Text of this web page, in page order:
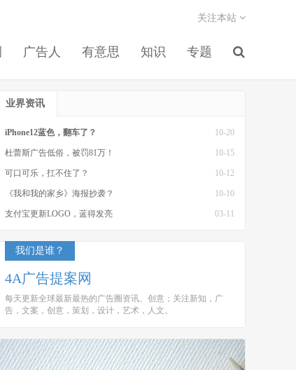
广告人 有意思 知识 专题
关注本站
业界资讯
10-20
iPhone12蓝色，翻车了？
10-15
杜蕾斯广告低俗，被罚81万！
10-12
可口可乐，扛不住了？
10-10
《我和我的家乡》海报抄袭？
03-11
支付宝更新LOGO，蓝得发亮
我们是谁？
4A广告提案网
每天更新全球最新最热的广告圈资讯、创意；关注新知，广
告，文案，创意，策划，设计，艺术，人文。